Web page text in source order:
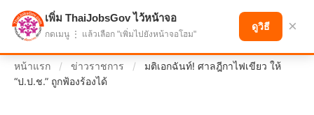
แบ่งปันโอกาส เพื่ออนาคตที่ก้าวหน้า
หน้าแรก / ข่าวราชการ /
มติเอกฉันท์! ศาลฎีกาไฟเขียว ให้
“ป.ป.ช.” ถูกฟ้องร้องได้
เพิ่ม ThaiJobsGov ไว้หน้าจอ
กดเมนู ⋮ แล้วเลือก "เพิ่มไปยังหน้าจอโฮม"
ดูวิธี ×